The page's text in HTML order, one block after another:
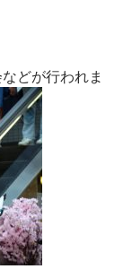
どが行われま